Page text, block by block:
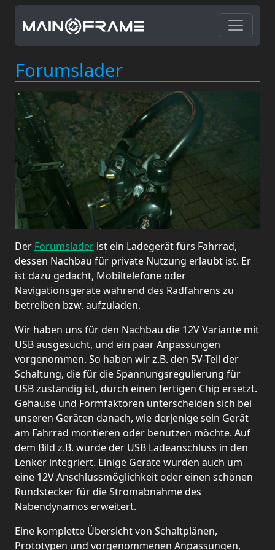
Forumslader
Der Forumslader ist ein Ladegerät fürs Fahrrad,
dessen Nachbau für private Nutzung erlaubt ist. Er
ist dazu gedacht, Mobiltelefone oder
Navigationsgeräte während des Radfahrens zu
betreiben bzw. aufzuladen.
Wir haben uns für den Nachbau die 12V Variante mit
USB ausgesucht, und ein paar Anpassungen
vorgenommen. So haben wir z.B. den 5V-Teil der
Schaltung, die für die Spannungsregulierung für
USB zuständig ist, durch einen fertigen Chip ersetzt.
Gehäuse und Formfaktoren unterscheiden sich bei
unseren Geräten danach, wie derjenige sein Gerät
am Fahrrad montieren oder benutzen möchte. Auf
dem Bild z.B. wurde der USB Ladeanschluss in den
Lenker integriert. Einige Geräte wurden auch um
eine 12V Anschlussmöglichkeit oder einen schönen
Rundstecker für die Stromabnahme des
Nabendynamos erweitert.
Eine komplette Übersicht von Schaltplänen,
Prototypen und vorgenommenen Anpassungen,